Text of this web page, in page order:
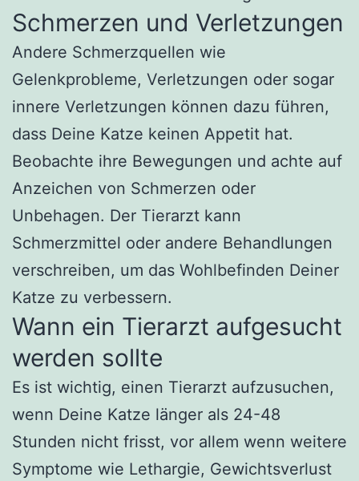
Schmerzen und Verletzungen
Andere Schmerzquellen wie
Gelenkprobleme, Verletzungen oder sogar
innere Verletzungen können dazu führen,
dass Deine Katze keinen Appetit hat.
Beobachte ihre Bewegungen und achte auf
Anzeichen von Schmerzen oder
Unbehagen. Der Tierarzt kann
Schmerzmittel oder andere Behandlungen
verschreiben, um das Wohlbefinden Deiner
Katze zu verbessern.
Wann ein Tierarzt aufgesucht
werden sollte
Es ist wichtig, einen Tierarzt aufzusuchen,
wenn Deine Katze länger als 24-48
Stunden nicht frisst, vor allem wenn weitere
Symptome wie Lethargie, Gewichtsverlust